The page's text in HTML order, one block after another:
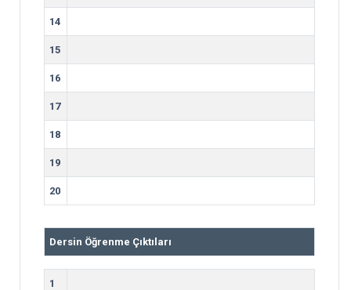
14
15
16
17
18
19
20
Dersin Öğrenme Çıktıları
1